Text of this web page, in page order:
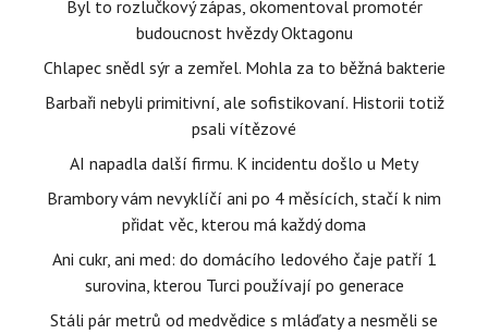
Byl to rozlučkový zápas, okomentoval promotér
budoucnost hvězdy Oktagonu
Chlapec snědl sýr a zemřel. Mohla za to běžná bakterie
Barbaři nebyli primitivní, ale sofistikovaní. Historii totiž
psali vítězové
AI napadla další firmu. K incidentu došlo u Mety
Brambory vám nevyklíčí ani po 4 měsících, stačí k nim
přidat věc, kterou má každý doma
Ani cukr, ani med: do domácího ledového čaje patří 1
surovina, kterou Turci používají po generace
Stáli pár metrů od medvědice s mláďaty a nesměli se